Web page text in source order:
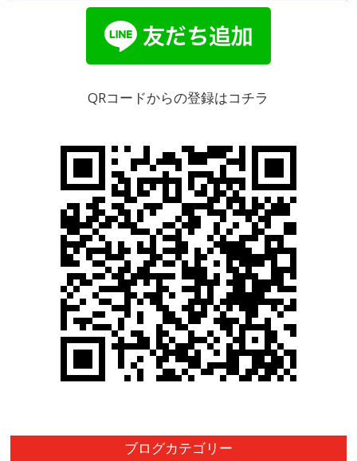
QRコードからの登録はコチラ
ブログカテゴリー